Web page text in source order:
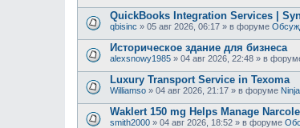
QuickBooks Integration Services |
qbisinc » 05 авг 2026, 06:17 » в форуме
Историческое здание для бизнеса
alexsnowy1985 » 04 авг 2026, 22:48 » в
Luxury Transport Service in Texoma
Williamso » 04 авг 2026, 21:17 » в форуме
Waklert 150 mg Helps Manage
smith2000 » 04 авг 2026, 18:52 » в форуме